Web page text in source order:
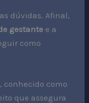
dúvidas. Afinal,
gestante e a
como
, conhecido como
que assegura